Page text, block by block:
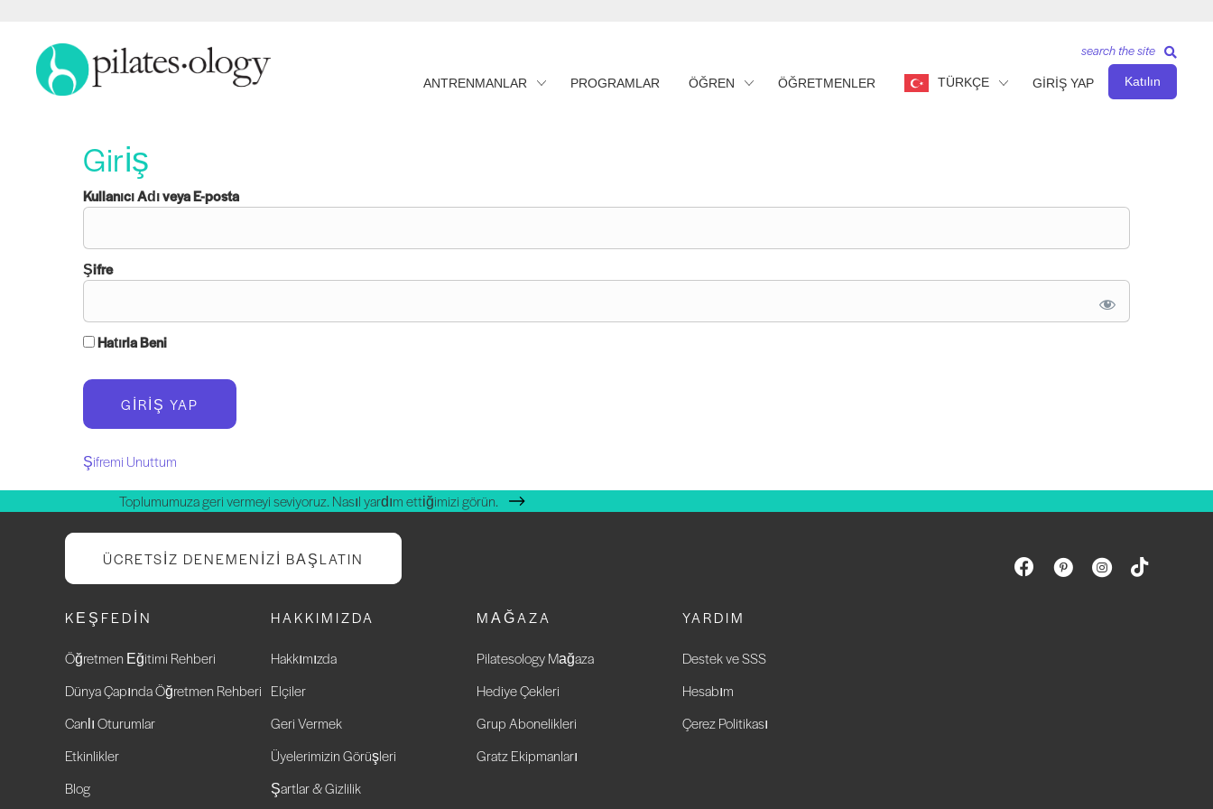
ANTRENMANLAR PROGRAMLAR ÖĞREN ÖĞRETMENLER TÜRKÇE GİRİŞ YAP Katılın
search the site
Giriş
Kullanıcı Adı veya E-posta
Şifre
Hatırla Beni
Şifremi Unuttum
Toplumumuza geri vermeyi seviyoruz. Nasıl yardım ettiğimizi görün.
ÜCRETSIZ DENEMENIZI BAŞLATIN
KEŞFEDIN
Öğretmen Eğitimi Rehberi
Dünya Çapında Öğretmen Rehberi
Canlı Oturumlar
Etkinlikler
Blog
HAKKIMIZDA
Hakkımızda
Elçiler
Geri Vermek
Üyelerimizin Görüşleri
Şartlar & Gizlilik
MAĞAZA
Pilatesology Mağaza
Hediye Çekleri
Grup Abonelikleri
Gratz Ekipmanları
YARDIM
Destek ve SSS
Hesabım
Çerez Politikası